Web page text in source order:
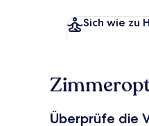
Sich wie zu
Überprüfe die